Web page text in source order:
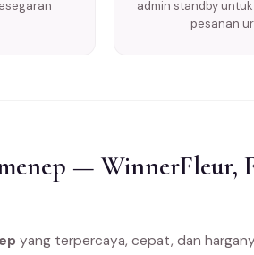
admin standby
pesanan
— WinnerFleur,
yang terpercaya, cepat, dan